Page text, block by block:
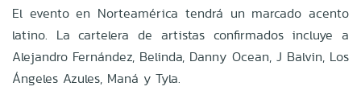
El evento en Norteamérica tendrá un marcado acento
latino. La cartelera de artistas confirmados incluye a
Alejandro Fernández, Belinda, Danny Ocean, J Balvin, Los
Ángeles Azules, Maná y Tyla.